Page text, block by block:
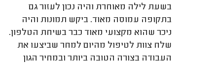
בשעת לילה מאוחרת והיה נכון לעזור גם
בתקופה עמוסה מאוד. ביקש תמונות והיה
ניכר שהוא מקצועי מאוד כבר בשיחת הטלפון.
שלח צוות לטיפול מהיום למחר שביצעו את
העבודה בצורה הטובה ביותר ובמחיר הגון